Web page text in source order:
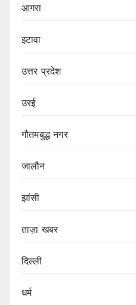
आगरा
इटावा
उत्तर प्रदेश
उरई
गौतमबुद्ध नगर
जालौन
झांसी
ताज़ा खबर
दिल्ली
धर्म